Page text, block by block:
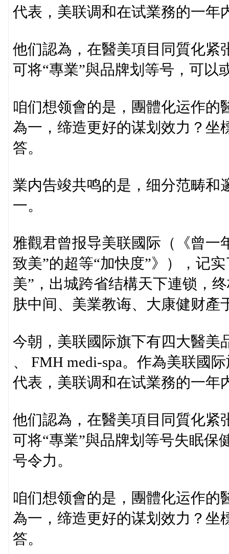
代表，美联调和在试業務的一年
他们認為，在醫美項目同質化紧
可将“專業”與品牌划等号，可以
咱们想领會的是，團體化运作的
為一，缔造更好的谋划效力？坐
答。
業内告竣共鸣的是，细分范畴和
一。
雅觀君曾报导美联國际（《曾一
致美”的超等“加快度”》），记
美”，出城跨省结構天下連锁，
肤中间、美業教诲、大康健财產
今朝，美联國际旗下有四大醫美
、 FMH medi-spa。作為美联國
代表，美联调和在试業務的一年
他们認為，在醫美項目同質化紧
可将“專業”與品牌划等号失眠保
号令力。
咱们想领會的是，團體化运作的
為一，缔造更好的谋划效力？坐
答。